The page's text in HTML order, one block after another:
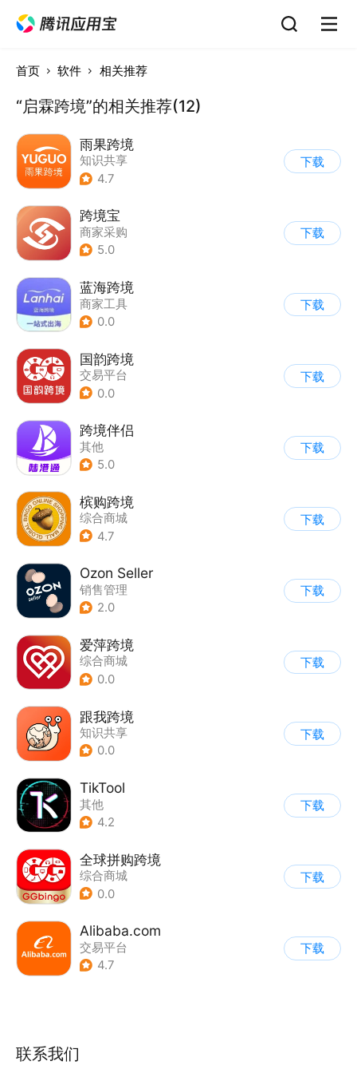
首页 软件 相关推荐
“启霖跨境”的相关推荐(12)
雨果跨境
知识共享
4.7
下载
跨境宝
商家采购
5.0
下载
蓝海跨境
商家工具
0.0
下载
国韵跨境
交易平台
0.0
下载
跨境伴侣
其他
5.0
下载
槟购跨境
综合商城
4.7
下载
Ozon Seller
销售管理
2.0
下载
爱萍跨境
综合商城
0.0
下载
跟我跨境
知识共享
0.0
下载
TikTool
其他
4.2
下载
全球拼购跨境
综合商城
0.0
下载
Alibaba.com
交易平台
4.7
下载
联系我们